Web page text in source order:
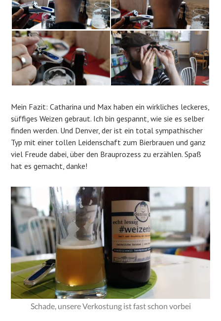
Mein Fazit: Catharina und Max haben ein wirkliches leckeres,
süffiges Weizen gebraut. Ich bin gespannt, wie sie es selber
finden werden. Und Denver, der ist ein total sympathischer
Typ mit einer tollen Leidenschaft zum Bierbrauen und ganz
viel Freude dabei, über den Brauprozess zu erzählen. Spaß
hat es gemacht, danke!
Schade, unsere Verkostung ist fast schon vorbei